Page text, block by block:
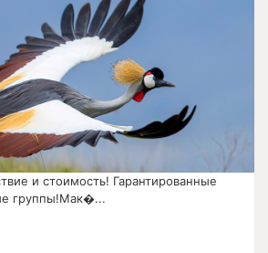
и стоимость! Гарантированные
группы!Мак�...